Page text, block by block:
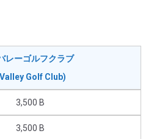
レーゴルフクラブ
Golf Club)
3,500 B
3,500 B